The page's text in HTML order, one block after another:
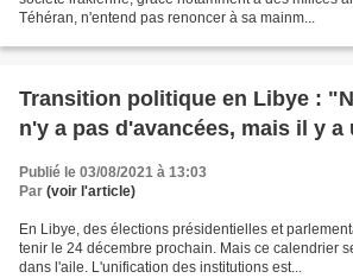
Téhéran, n'entend pas renoncer à sa mainm...
Transition politique en Libye :
n'y a pas d'avancées, mais il y a
Publié le 03/08/2021 à 13:03
Par (voir l'article)
En Libye, des élections présidentielles et
tenir le 24 décembre prochain. Mais ce calendrier
dans l'aile. L'unification des institutions est...